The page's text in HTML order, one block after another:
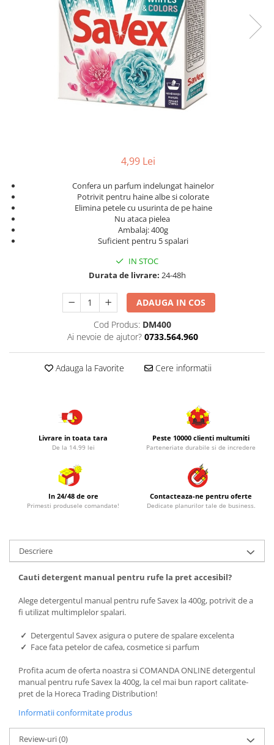
Intretinere masina de spalat
Insecticide si Capcane
Solutii desfundat tevi
4,99 Lei
Confera un parfum indelungat hainelor
Potrivit pentru haine albe si colorate
Elimina petele cu usurinta de pe haine
Nu ataca pielea
Ambalaj: 400g
Suficient pentru 5 spalari
IN STOC
Durata de livrare: 24-48h
ADAUGA IN COS
Cod Produs: DM400
Ai nevoie de ajutor? 0733.564.960
Adauga la Favorite Cere informatii
Livrare in toata tara
De la 14.99 lei
Peste 10000 clienti multumiti
Parteneriate durabile si de incredere
In 24/48 de ore
Primesti produsele comandate!
Contacteaza-ne pentru oferte
Dedicate planurilor tale de business.
Descriere
Cauti detergent manual pentru rufe la pret accesibil?
Alege detergentul manual pentru rufe Savex la 400g, potrivit de a
fi utilizat multimplelor spalari.
✓ Detergentul Savex asigura o putere de spalare excelenta
✓ Face fata petelor de cafea, cosmetice si parfum
Profita acum de oferta noastra si COMANDA ONLINE detergentul
manual pentru rufe Savex la 400g, la cel mai bun raport calitate-
pret de la Horeca Trading Distribution!
Informatii conformitate produs
Review-uri(0)